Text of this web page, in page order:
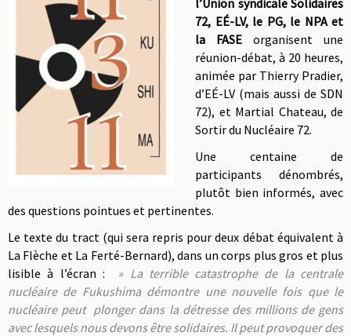
72, EÉ-LV, le PG, le NPA et
la FASE organisent une
réunion-débat, à 20 heures,
animée par Thierry Pradier,
d’EÉ-LV (mais aussi de SDN
72), et Martial Chateau, de
Sortir du Nucléaire 72.
Une centaine de
participants dénombrés,
plutôt bien informés, avec
des questions pointues et pertinentes.
Le texte du tract (qui sera repris pour deux débat équivalent à
La Flèche et La Ferté-Bernard), dans un corps plus gros et plus
lisible à l’écran :
» La terrible catastrophe de la centrale
nucléaire de Fukushima démontre une nouvelle fois que le
nucléaire peut plonger dans la détresse des millions de gens
avec lesquels nous devons être solidaires. Il peut provoquer des